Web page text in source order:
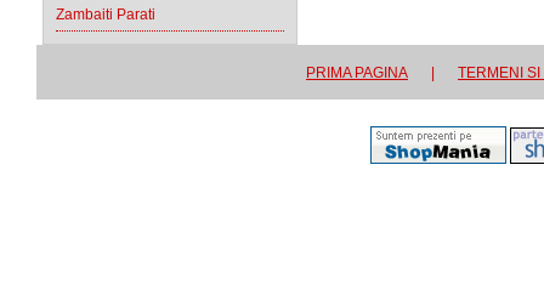
Zambaiti Parati
PRIMA PAGINA TERMENI SI